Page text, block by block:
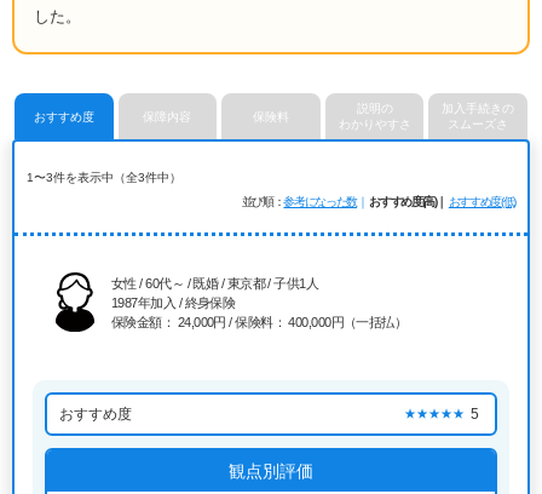
した。
おすすめ度 保障内容 保険料
説明の
わかりやすさ
加入手続きの
スムーズさ
1〜3件を表示中（全3件中）
並び順
参考になった数 おすすめ度(高) おすすめ度(低)
女性 / 60代～ / 既婚 / 東京都 / 子供1人
1987年加入 / 終身保険
保険金額： 24,000円 / 保険料： 400,000円（一括払）
おすすめ度 ★★★★★ 5
観点別評価